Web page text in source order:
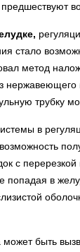
стало
метод
нержавеющего
трубку
в
с
попадая в
может быть